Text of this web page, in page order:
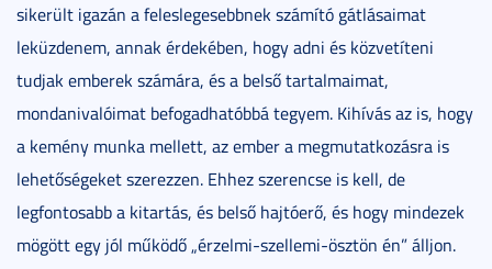
sikerült igazán a feleslegesebbnek számító gátlásaimat
leküzdenem, annak érdekében, hogy adni és közvetíteni
tudjak emberek számára, és a belső tartalmaimat,
mondanivalóimat befogadhatóbbá tegyem. Kihívás az is, hogy
a kemény munka mellett, az ember a megmutatkozásra is
lehetőségeket szerezzen. Ehhez szerencse is kell, de
legfontosabb a kitartás, és belső hajtóerő, és hogy mindezek
mögött egy jól működő „érzelmi-szellemi-ösztön én” álljon.